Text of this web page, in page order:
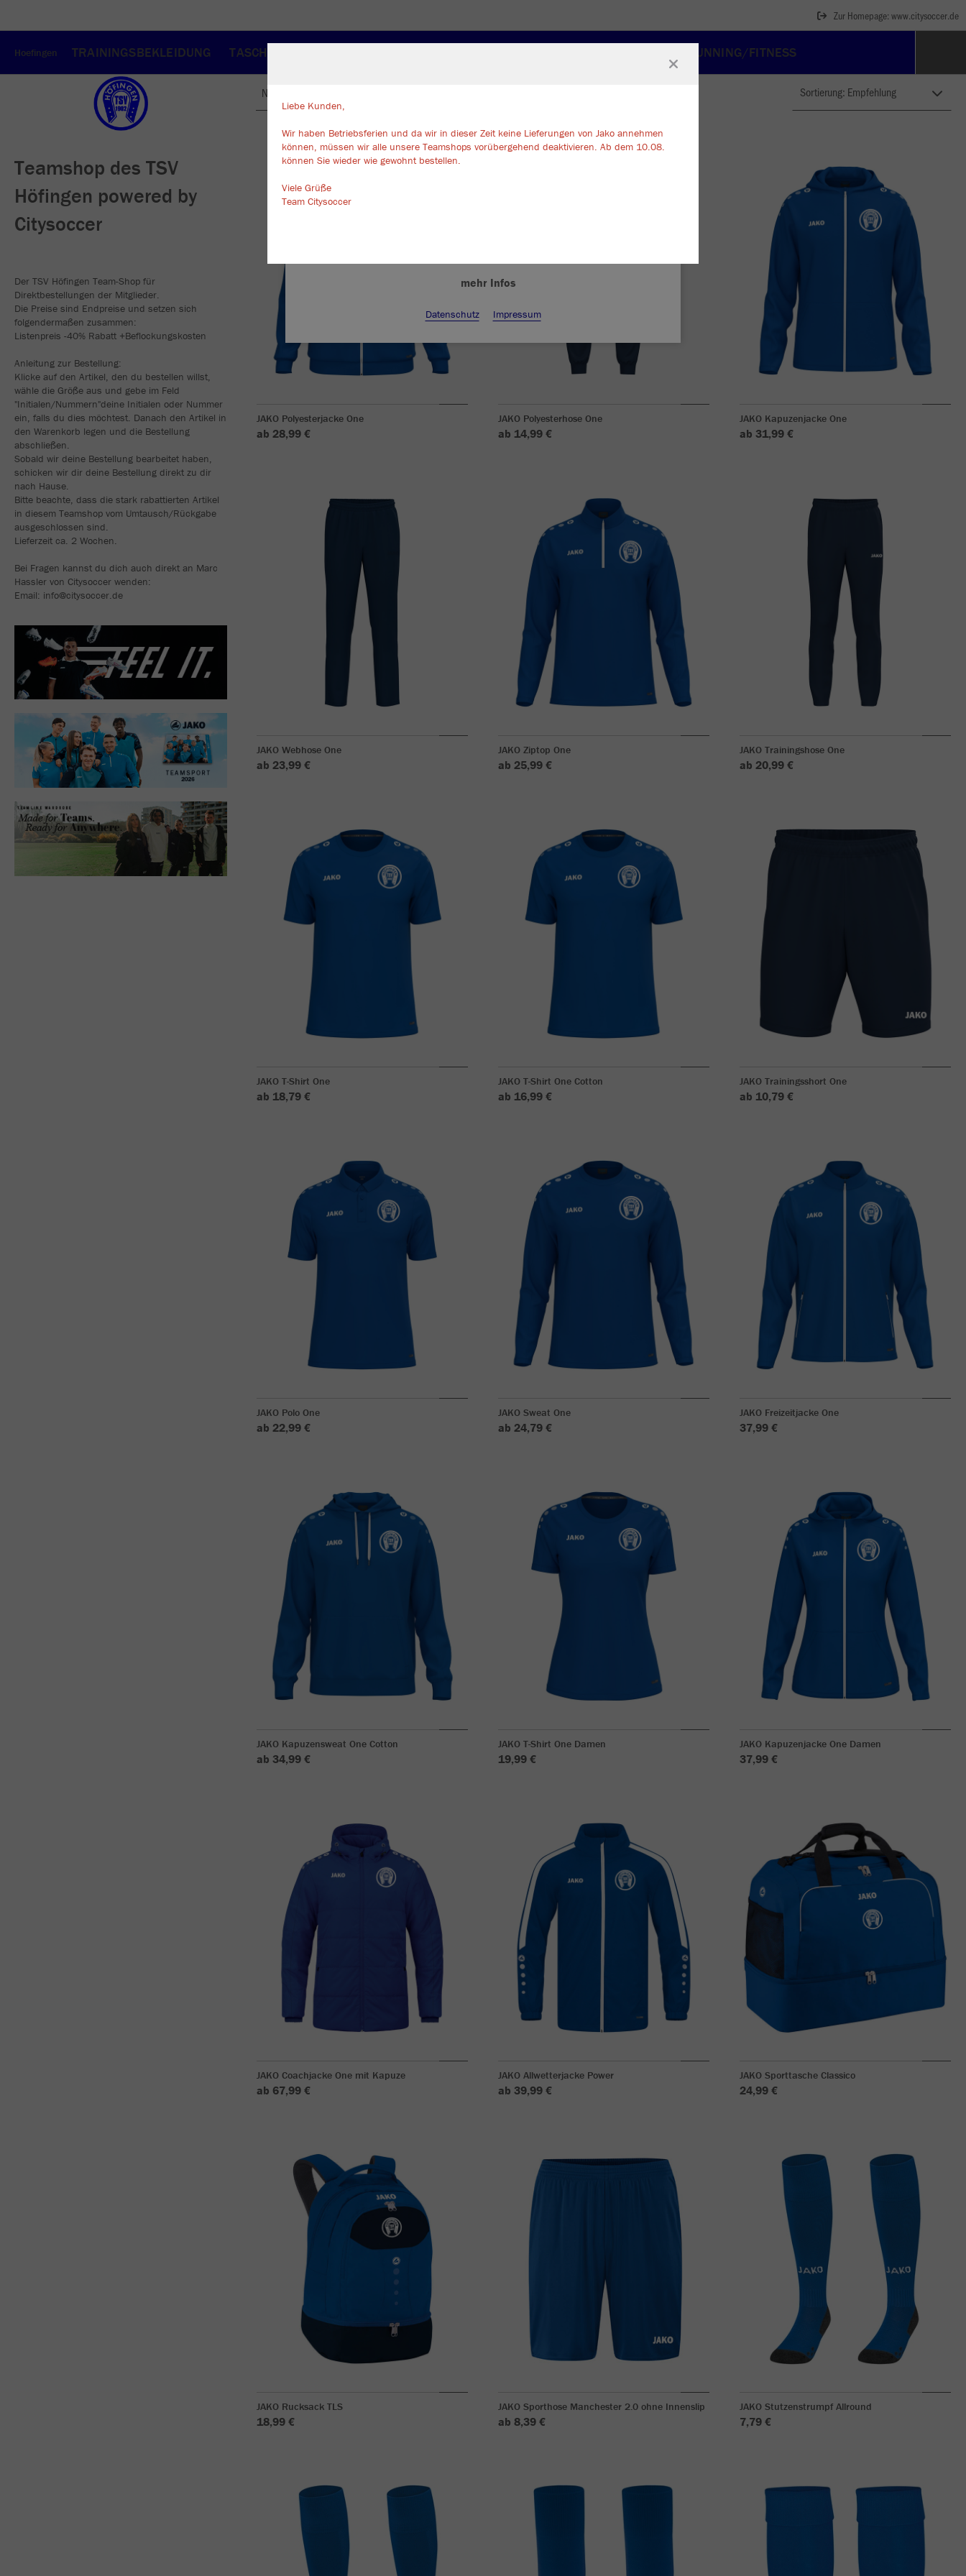
Zur Homepage: www.citysoccer.de
Hoefingen TRAININGSBEKLEIDUNG TASCHEN/RUCKSÄCKE RUNNING/FITNESS
Teamshop des TSV
Höfingen powered by
Citysoccer
Der TSV Höfingen Team-Shop für
Direktbestellungen der Mitglieder.
Die Preise sind Endpreise und setzen sich
folgendermaßen zusammen:
Listenpreis -40% Rabatt +Beflockungskosten
Anleitung zur Bestellung:
Klicke auf den Artikel, den du bestellen willst,
wähle die Größe aus und gebe im Feld
"Initialen/Nummern"deine Initialen oder Nummer
ein, falls du dies möchtest. Danach den Artikel in
den Warenkorb legen und die Bestellung
abschließen.
Sobald wir deine Bestellung bearbeitet haben,
schicken wir dir deine Bestellung direkt zu dir
nach Hause.
Bitte beachte, dass die stark rabattierten Artikel
in diesem Teamshop vom Umtausch/Rückgabe
ausgeschlossen sind.
Lieferzeit ca. 2 Wochen.
Bei Fragen kannst du dich auch direkt an Marc
Hassler von Citysoccer wenden:
Email: info@citysoccer.de
Nachhaltig
JAKO Polyesterjacke One
ab 28,99 €
JAKO Polyesterhose One
ab 14,99 €
JAKO Kapuzenjacke One
ab 31,99 €
JAKO Webhose One
ab 23,99 €
JAKO Ziptop One
ab 25,99 €
JAKO Trainingshose One
ab 20,99 €
JAKO T-Shirt One
ab 18,79 €
JAKO T-Shirt One Cotton
ab 16,99 €
JAKO Trainingsshort One
ab 10,79 €
JAKO Polo One
ab 22,99 €
JAKO Sweat One
ab 24,79 €
JAKO Freizeitjacke One
37,99 €
JAKO Kapuzensweat One Cotton
ab 34,99 €
JAKO T-Shirt One Damen
19,99 €
JAKO Kapuzenjacke One Damen
37,99 €
JAKO Coachjacke One mit Kapuze
ab 67,99 €
JAKO Allwetterjacke Power
ab 39,99 €
JAKO Sporttasche Classico
24,99 €
JAKO Rucksack TLS
18,99 €
JAKO Sporthose Manchester 2.0 ohne Innenslip
ab 8,39 €
JAKO Stutzenstrumpf Allround
7,79 €
Liebe Kunden,
Wir haben Betriebsferien und da wir in dieser Zeit keine Lieferungen von Jako annehmen
können, müssen wir alle unsere Teamshops vorübergehend deaktivieren. Ab dem 10.08.
können Sie wieder wie gewohnt bestellen.
Viele Grüße
Team Citysoccer
Wir verwenden Cookies
Durch die Analyse der Besucherdaten können wir dir personalisierte Inhalte
anzeigen und unsere Website verbessern. Weitere Informationen zu den
mehr Infos
Datenschutz Impressum